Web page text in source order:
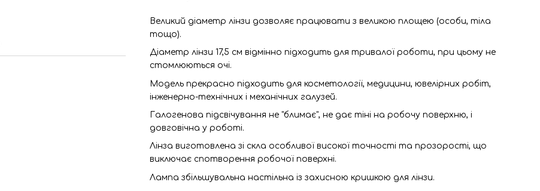
Великий діаметр лінзи дозволяє працювати з великою площею (особи, тіла
тощо).
Діаметр лінзи 17,5 см відмінно підходить для тривалої роботи, при цьому не
стомлюються очі.
Модель прекрасно підходить для косметології, медицини, ювелірних робіт,
інженерно-технічних і механічних галузей.
Галогенова підсвічування не "блимає", не дає тіні на робочу поверхню, і
довговічна у роботі.
Лінза виготовлена зі скла особливої високої точності та прозорості, що
виключає спотворення робочої поверхні.
Лампа збільшувальна настільна із захисною кришкою для лінзи.